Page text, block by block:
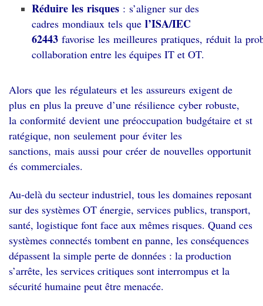
Réduire les risques : s’aligner sur des
cadres mondiaux tels quel’ISA/IEC
62443 favorise les meilleures pratiques, réduit la
collaboration entre les équipes IT et OT.
Alors que les régulateurs et les assureurs exigent de
plus en plus la preuve d’une résilience cyber robuste,
la conformité devient une préoccupation budgétaire et st
ratégique, non seulement pour éviter les
sanctions, mais aussi pour créer de nouvelles opportunit
és commerciales.
Au-delà du secteur industriel, tous les domaines reposant
sur des systèmes OT énergie, services publics, transport,
santé, logistique font face aux mêmes risques. Quand ces
systèmes connectés tombent en panne, les conséquences
dépassent la simple perte de données : la production
s’arrête, les services critiques sont interrompus et la
sécurité humaine peut être menacée.